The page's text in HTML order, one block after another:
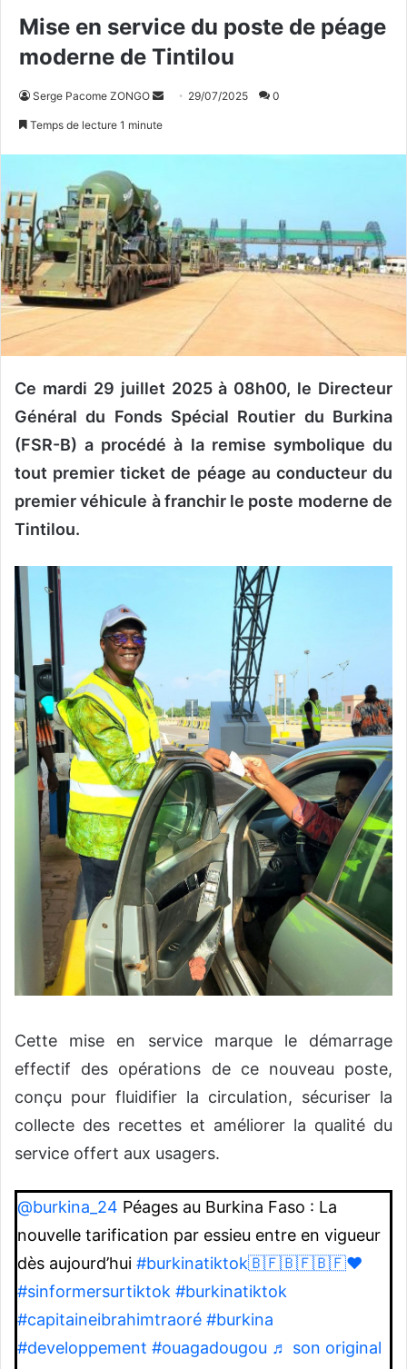
Mise en service du poste de péage
moderne de Tintilou
Serge Pacome ZONGO
r
u
n
c
r
l
29/07/2025 0
Temps de lecture 1 minute
Ce mardi 29 juillet 2025 à 08h00, le Directeur
Général du Fonds Spécial Routier du Burkina
(FSR-B) a procédé à la remise symbolique du
tout premier ticket de péage au conducteur du
premier véhicule à franchir le poste moderne de
Tintilou.
Cette mise en service marque le démarrage
effectif des opérations de ce nouveau poste,
conçu pour fluidifier la circulation, sécuriser la
collecte des recettes et améliorer la qualité du
service offert aux usagers.
@burkina_24 Péages au Burkina Faso : La
nouvelle tarification par essieu entre en vigueur
dès aujourd’hui #burkinatiktok🇧🇫🇧🇫🇧🇫❤️
#sinformersurtiktok #burkinatiktok
#capitaineibrahimtraoré #burkina
#developpement #ouagadougou ♬ son original